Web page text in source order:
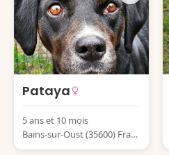
Pataya
5 ans et 10 mois
Bains-sur-Oust (35600) Franc
e